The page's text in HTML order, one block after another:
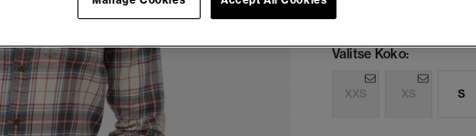
Valitse Koko:
XXS XS S